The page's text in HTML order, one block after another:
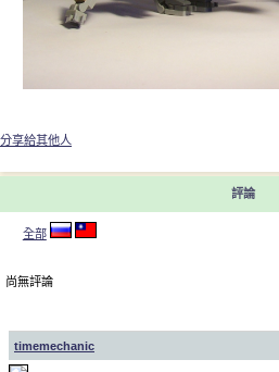
分享給其他人
評論
全部
尚無評論
timemechanic